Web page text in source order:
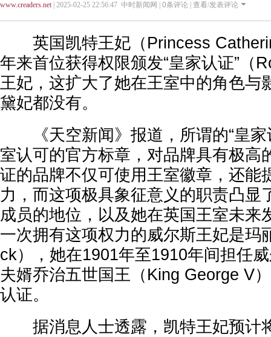
www.creaders.net| 2025-02-25 22:56:47 中时新闻网 | 0条评论 | 查看/发表评论
英国凯特王妃（Princess
年来首位获得权限颁发“皇家认证”（
王妃，这扩大了她在王室中的角色与
黛妃都没有。
《天空新闻》报道，所谓的“皇家
室认可的官方标章，对品牌具有极高
证的品牌不仅可使用王室徽章，还能
力，而这项极具象征意义的职责凸显
成员的地位，以及她在英国王室未来
一次拥有这项权力的威尔斯王妃是玛
ck），她在1901年至1910年间担任
夫婿乔治五世国王（King George V
认证。
据消息人士透露，凯特王妃预计